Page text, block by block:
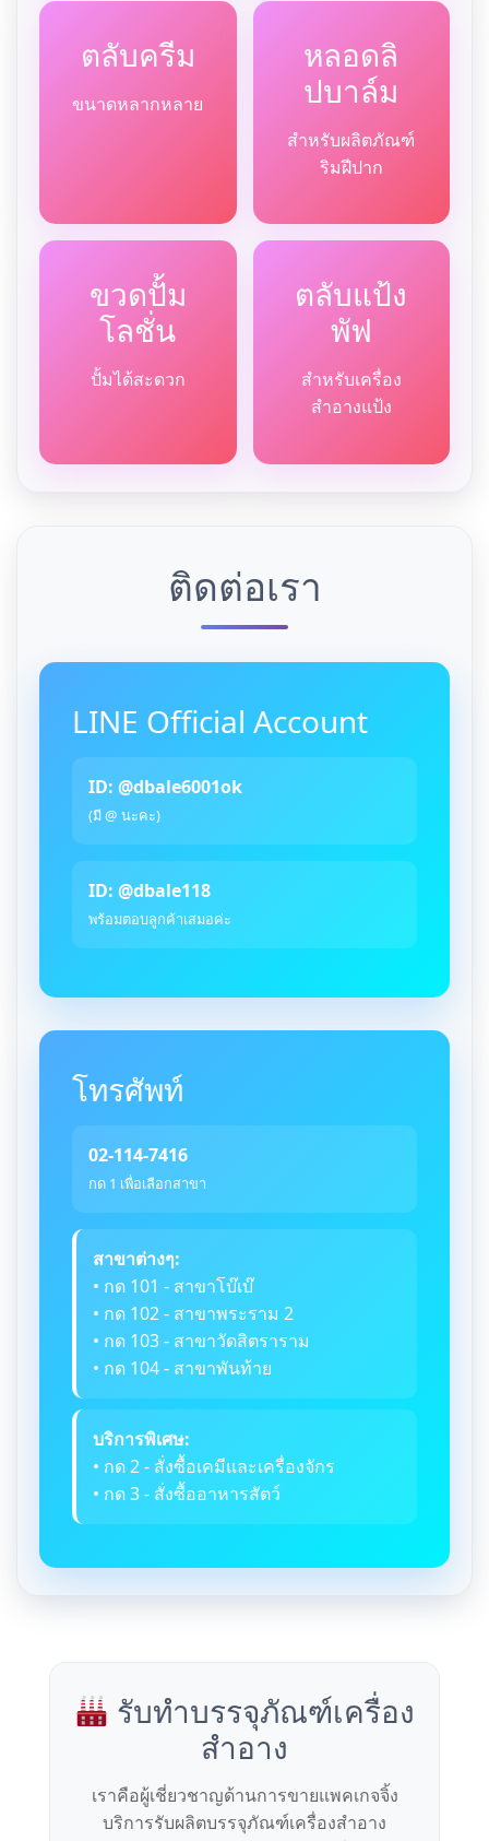
ตลับครีม
ขนาดหลากหลาย
หลอดลิ
ปบาล์ม
สำหรับผลิตภัณฑ์
ริมฝีปาก
ขวดปั้ม
โลชั่น
ปั้มได้สะดวก
ตลับแป้ง
พัฟ
สำหรับเครื่อง
สำอางแป้ง
ติดต่อเรา
LINE Official Account
ID: @dbale6001ok
(มี @ นะคะ)
ID: @dbale118
พร้อมตอบลูกค้าเสมอค่ะ
โทรศัพท์
02-114-7416
กด 1 เพื่อเลือกสาขา
สาขาต่างๆ:
• กด 101 - สาขาโบ๊เบ๊
• กด 102 - สาขาพระราม 2
• กด 103 - สาขาวัดสิตราราม
• กด 104 - สาขาพันท้าย
บริการพิเศษ:
• กด 2 - สั่งซื้อเคมีและเครื่องจักร
• กด 3 - สั่งซื้ออาหารสัตว์
รับทำบรรจุภัณฑ์เครื่อง
สำอาง
เราคือผู้เชี่ยวชาญด้านการขายแพคเกจจิ้ง
บริการรับผลิตบรรจุภัณฑ์เครื่องสำอาง